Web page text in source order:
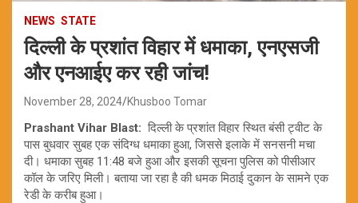
NEWS STATE
दिल्ली के प्रशांत विहार में धमाका, एनएसजी
और एनआईए कर रही जांच!
November 28, 2024 Khusboo Tomar
Prashant Vihar Blast: दिल्ली के प्रशांत विहार स्थित बंसी ट्वीट के
पास बुधवार सुबह एक संदिग्ध धमाका हुआ, जिससे इलाके में सनसनी मचा
दी। धमाका सुबह 11:48 बजे हुआ और इसकी सूचना पुलिस को पीसीआर
कॉल के जरिए मिली। बताया जा रहा है की धमक मिठाई दुकान के सामने एक
रेडी के करीब हुआ।